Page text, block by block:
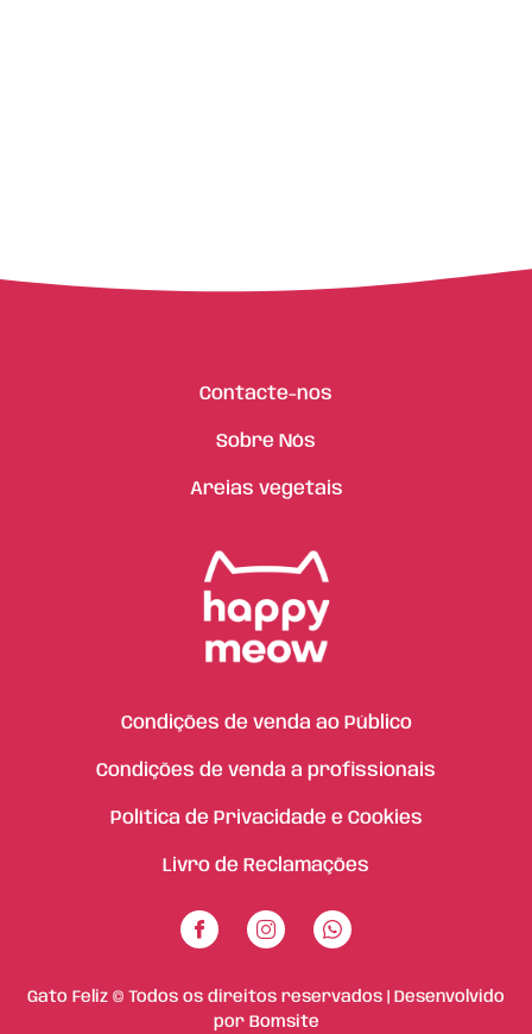
Contacte-nos
Sobre Nós
Areias vegetais
Condições de venda ao Público
Condições de venda a profissionais
Política de Privacidade e Cookies
Livro de Reclamações
Gato Feliz © Todos os direitos reservados | Desenvolvido
por Bomsite